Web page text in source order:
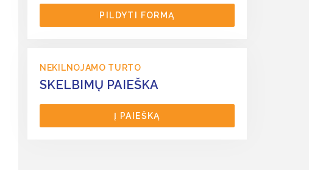
PILDYTI FORMĄ
NEKILNOJAMO TURTO
SKELBIMŲ PAIEŠKA
Į PAIEŠKĄ